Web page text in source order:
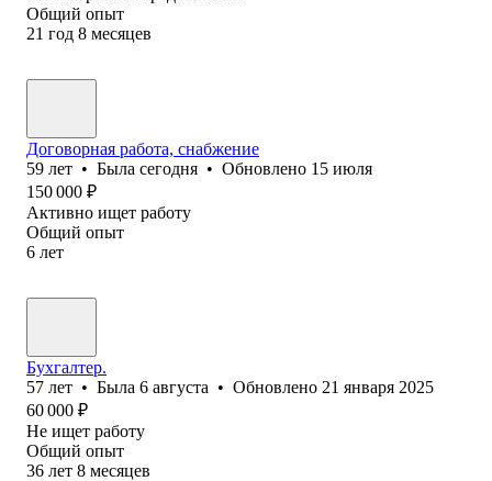
Общий опыт
21 год 8 месяцев
Договорная работа, снабжение
59 лет • Была сегодня • Обновлено 15 июля
150 000 ₽
Активно ищет работу
Общий опыт
6 лет
Бухгалтер.
57 лет • Была 6 августа • Обновлено 21 января 2025
60 000 ₽
Не ищет работу
Общий опыт
36 лет 8 месяцев